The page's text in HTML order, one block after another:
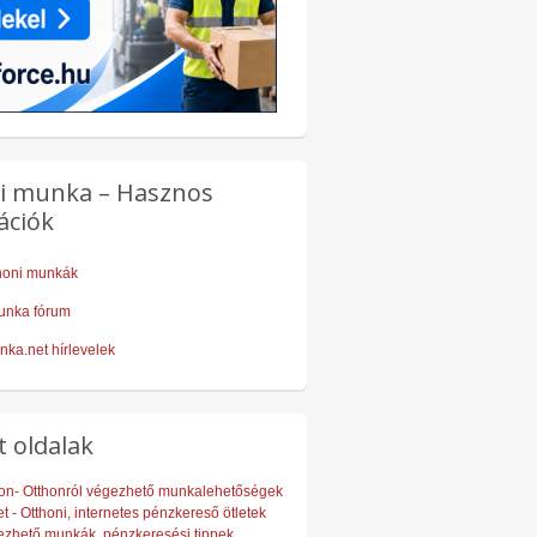
– Hasznos
munkák
fórum
hírlevelek
oldalak
Otthonról végezhető munkalehetőségek
- Otthoni, internetes pénzkereső ötletek